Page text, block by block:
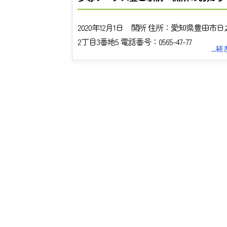
2020年12月1日 開所 住所：愛知県豊田市日
2丁目3番地5 電話番号：0565-47-77
...続